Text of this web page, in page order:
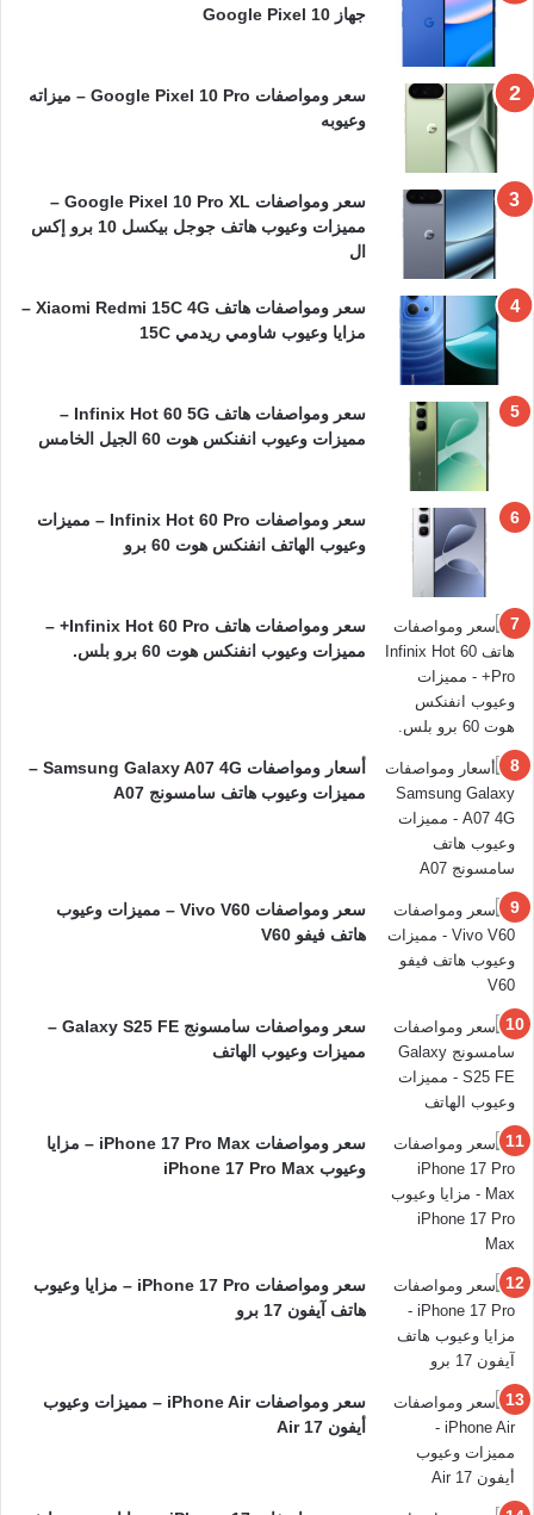
جهاز Google Pixel 10
سعر ومواصفات Google Pixel 10 Pro – ميزاته
وعيوبه
سعر ومواصفات Google Pixel 10 Pro XL –
مميزات وعيوب هاتف جوجل بيكسل 10 برو إكس
ال
سعر ومواصفات هاتف Xiaomi Redmi 15C 4G –
مزايا وعيوب شاومي ريدمي 15C
سعر ومواصفات هاتف Infinix Hot 60 5G –
مميزات وعيوب انفنكس هوت 60 الجيل الخامس
سعر ومواصفات Infinix Hot 60 Pro – مميزات
وعيوب الهاتف انفنكس هوت 60 برو
سعر ومواصفات هاتف Infinix Hot 60 Pro+ –
مميزات وعيوب انفنكس هوت 60 برو بلس.
أسعار ومواصفات Samsung Galaxy A07 4G –
مميزات وعيوب هاتف سامسونج A07
سعر ومواصفات Vivo V60 – مميزات وعيوب
هاتف فيفو V60
سعر ومواصفات سامسونج Galaxy S25 FE –
مميزات وعيوب الهاتف
سعر ومواصفات iPhone 17 Pro Max – مزايا
وعيوب iPhone 17 Pro Max
سعر ومواصفات iPhone 17 Pro – مزايا وعيوب
هاتف آيفون 17 برو
سعر ومواصفات iPhone Air – مميزات وعيوب
أيفون 17 Air